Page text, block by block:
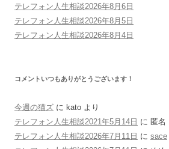
テレフォン人生相談2026年8月6日
テレフォン人生相談2026年8月5日
テレフォン人生相談2026年8月4日
コメントいつもありがとうございます！
今週の猫ズ に kato より
テレフォン人生相談2021年5月14日 に 匿名
テレフォン人生相談2026年7月11日 に sace